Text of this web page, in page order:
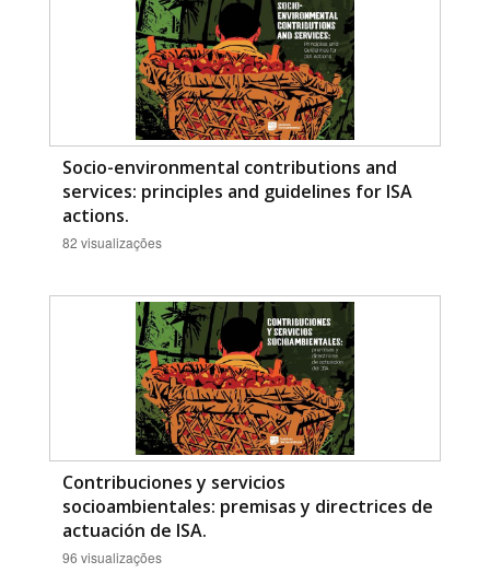
Socio-environmental contributions and
services: principles and guidelines for ISA
actions.
82 visualizações
Contribuciones y servicios
socioambientales: premisas y directrices de
actuación de ISA.
96 visualizações